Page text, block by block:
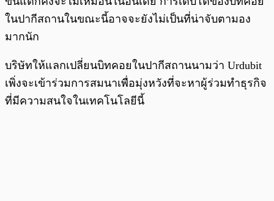
ในปากีสถานในขณะนี้อาจจะยังไม่เป็นที่น่าจับตามอง
มากนัก
บริษัทให้แลกเปลี่ยนบิทคอยในปากีสถานนามว่า Urdubit
เพิ่งจะเข้าร่วมการสมนาเพื่อมุ่งหวังที่จะหาผู้ร่วมทำธุรกิจ
ที่มีความสนใจในเทคโนโลยีนี้